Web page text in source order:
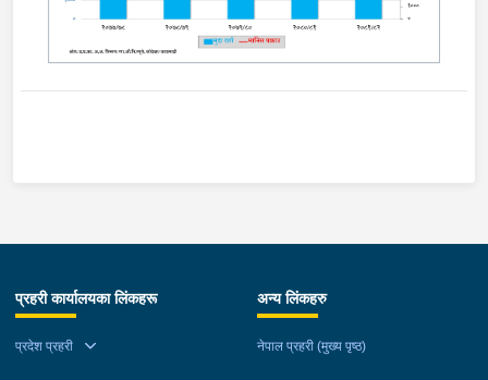
प्रहरी कार्यालयका लिंकहरू
प्रदेश प्रहरी
अन्य लिंकहरु
नेपाल प्रहरी (मुख्य पृष्ठ)